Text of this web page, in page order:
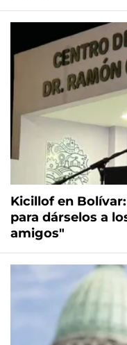
Kicillof en
para dárselos a
amigos"